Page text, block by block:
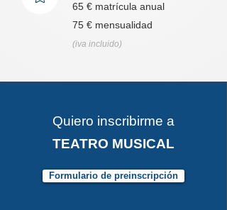
65 € matrícula anual
75 € mensualidad
(iva incluido)
Quiero inscribirme a
TEATRO MUSICAL
Formulario de preinscripción